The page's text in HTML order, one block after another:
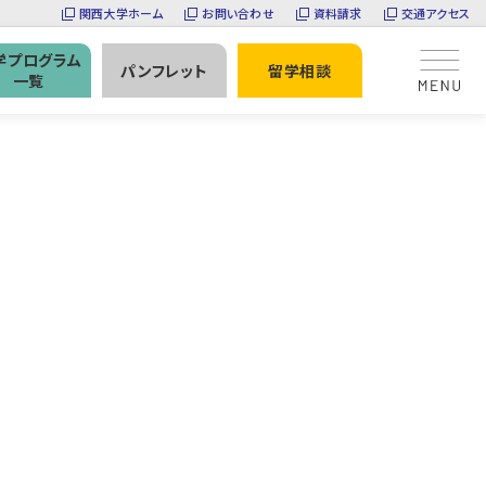
関西大学ホーム お問い合わせ 資料請求 交通アクセス
プログラム
一覧
パンフレット 留学相談